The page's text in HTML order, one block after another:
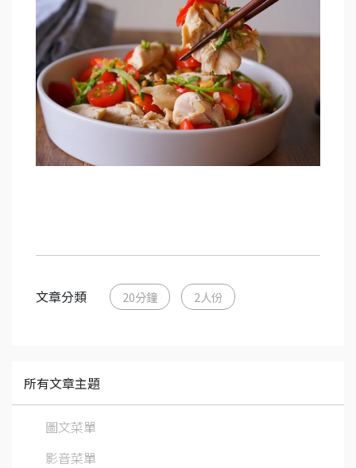
文章分類 20分鐘 2人份
所有文章主題
圖文菜單
影音菜單